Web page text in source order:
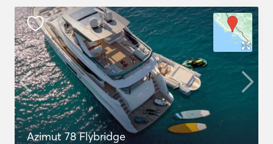
Azimut 78 Flybridge